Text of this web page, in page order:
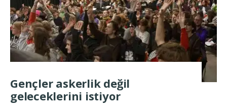
Gençler askerlik değil
geleceklerini istiyor